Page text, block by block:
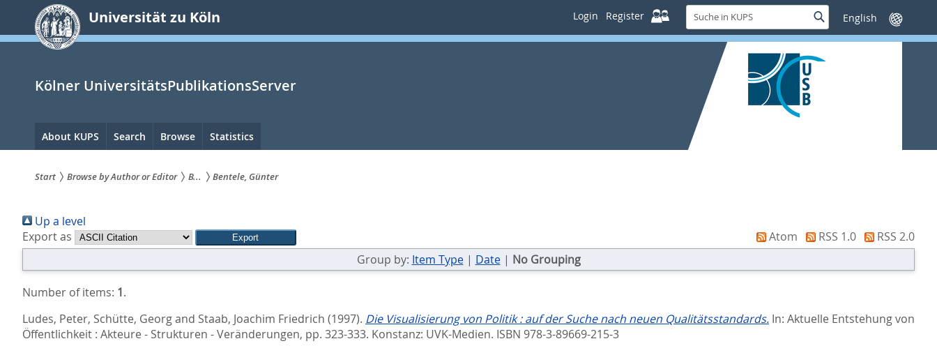
springen
Universität zu Köln Login Register
Suche
in
KUPS
SucheSprache
wechseln
Kölner UniversitätsPublikationsServer
Hauptnavigation
About KUPS Search Browse Statistics
sind
hier:
Start Browse by Author or Editor B... Bentele, Günter
Up a level
Export as
Atom RSS 1.0
RSS 2.0
Group by: Item Type| Date| No Grouping
Number of items: 1.
Ludes, Peter, Schütte, Georgand Staab, Joachim Friedrich (1997). Die Visualisierung von Politik : auf der Suche nach neuen Qualitätsstandards. In: Aktuelle Entstehung von
Öffentlichkeit : Akteure - Strukturen - Veränderungen, pp. 323-333. Konstanz: UVK-Medien. ISBN 978-3-89669-215-3